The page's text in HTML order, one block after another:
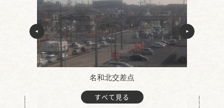
名和北交差点
すべて見る